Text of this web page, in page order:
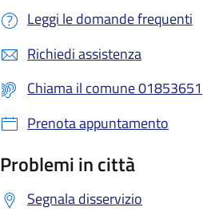
Leggi le domande frequenti
Richiedi assistenza
Chiama il comune 01853651
Prenota appuntamento
Problemi in città
Segnala disservizio